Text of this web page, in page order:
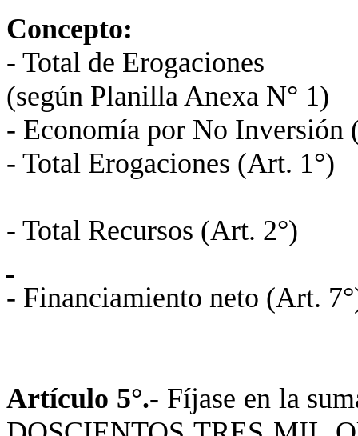
Concepto:
- Total de
(según Planilla Anexa N° 1)
- Economía por No
- Total Erogaciones
- Total
- Financiamiento
Artículo 5°.- Fíjase en la